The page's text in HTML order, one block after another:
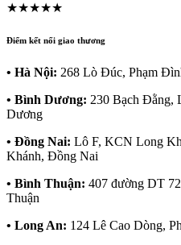
★★★★★
Điểm kết nối giao thương
• Hà Nội: 268 Lò Đúc, Phạm
• Bình Dương: 230 Bạch Đằng,
Dương
• Đồng Nai: Lô F, KCN Long
Khánh, Đồng Nai
• Bình Thuận: 407 đường DT
Thuận
• Long An: 124 Lê Cao Dòng,